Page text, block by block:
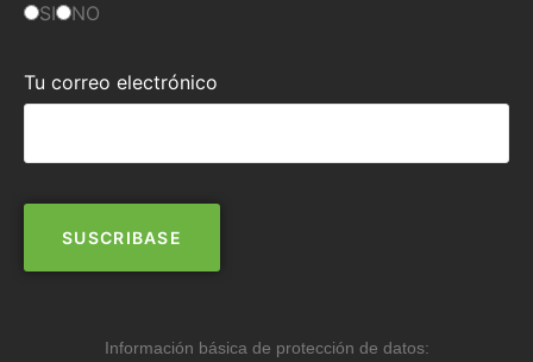
SI NO
Tu correo electrónico
Información básica de protección de datos: